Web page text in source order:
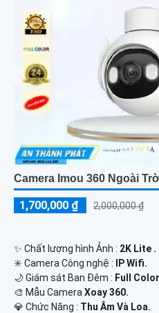
Camera Imou 360 Ngoài
1,700,000 ₫ 2,000,000 ₫
✨ Chất lượng hình Ảnh : 2K Lite .
✳️ Camera Công nghệ : IP Wifi.
🌙 Giám sát Ban Đêm : Full
🎨 Mẫu Camera Xoay 360.
️💎 Chức Năng : Thu Âm Và Loa.